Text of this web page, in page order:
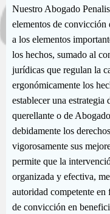
Nuestro Abogado
elementos de convicción
a los elementos
los hechos, sumado al
jurídicas que regulan la
ergonómicamente los
establecer una estrategia
querellante o de
debidamente los
vigorosamente sus
permite que la
organizada y efectiva,
autoridad competente
de convicción en